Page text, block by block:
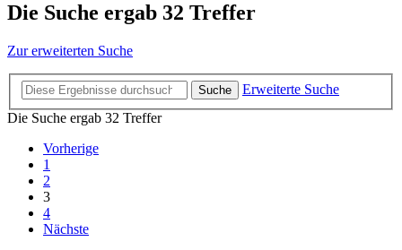
Die Suche ergab 32 Treffer
Zur erweiterten Suche
Suche
Erweiterte Suche
Die Suche ergab 32 Treffer
Vorherige
1
2
3
4
Nächste